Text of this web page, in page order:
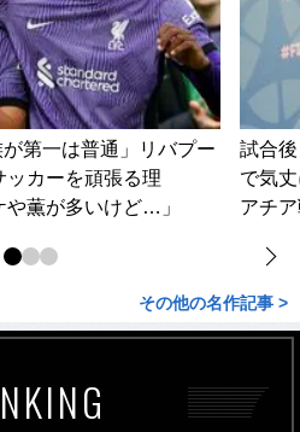
第一は普通」リバプー
ッカーを頑張る理
や薫が多いけど…」
試合
で気
アチ
その他の名作記事 >